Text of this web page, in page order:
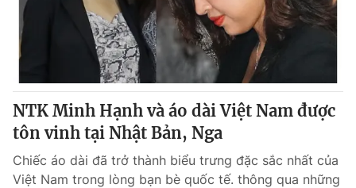
Thị trường 24h Tấm lòng Việt
VTV4 Vươn mình bằng AI
VTV9 VTV8
Liên hệ tòa soạn English
NTK Minh Hạnh và áo dài Việt Nam được
tôn vinh tại Nhật Bản, Nga
Chiếc áo dài đã trở thành biểu trưng đặc sắc nhất của
Việt Nam trong lòng bạn bè quốc tế. thông qua những